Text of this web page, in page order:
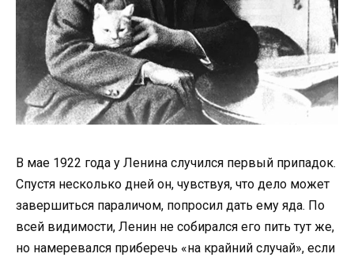
В мае 1922 года у Ленина случился первый припадок.
Спустя несколько дней он, чувствуя, что дело может
завершиться параличом, попросил дать ему яда. По
всей видимости, Ленин не собирался его пить тут же,
но намеревался приберечь «на крайний случай», если